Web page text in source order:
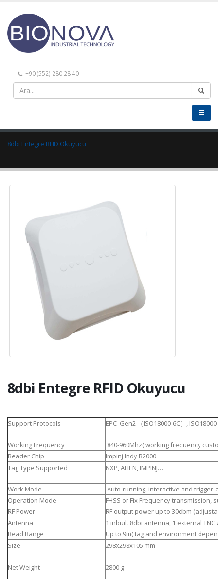
+90 (552) 280 28 40
8dbi Entegre RFID Okuyucu
8dbi Entegre RFID Okuyucu
Support Protocols EPC Gen2 （ISO18000-6C）,
Working Frequency
840-960Mhz( working
Reader Chip
Impinj Indy R2000
Tag Type Supported
NXP, ALIEN, IMPINJ…
Work Mode
Auto-running, interactive and
Operation Mode
FHSS or Fix Frequency transmission,
RF Power
RF output power up to 30dbm
Antenna
1 inbuilt 8dbi antenna, 1 external
Read Range
Up to 9m( tag and environment
Size
298x298x105 mm
Net Weight 2800 g